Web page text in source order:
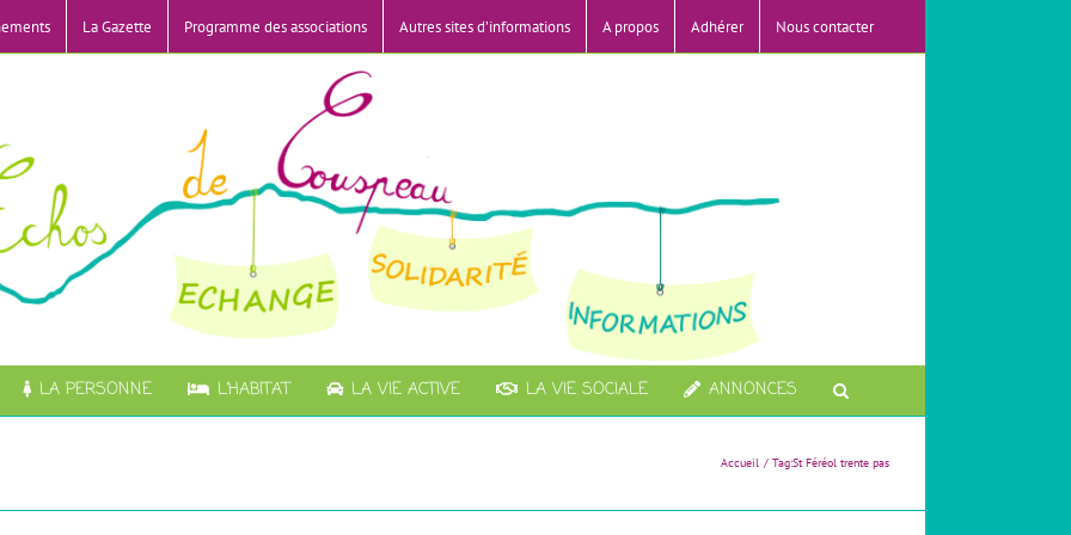
La Gazette Programme des associations Autres sites d’informations A propos Adhérer Nous contacter
LA PERSONNE L’HABITAT LA VIE ACTIVE LA VIE SOCIALE ANNONCES
Accueil Tag:St Féréol trente pas